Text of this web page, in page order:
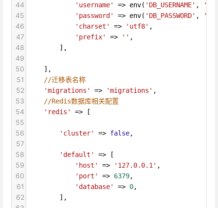
44 'username' => env( 'DB_USERNAME' ,
45 'password' => env( 'DB_PASSWORD' , ''
46 'charset' => 'utf8' ,
47 'prefix' => '' ,
48
        ],
49
50
    ],
51 //迁移表名称
52 'migrations' => 'migrations' ,
53 //Redis数据库相关配置
54 'redis' => [
55
56
'cluster' => false,
57
58
'default' => [
59 'host' => '127.0.0.1' ,
60 'port' => 6379,
61 'database' => 0,
62
        ],